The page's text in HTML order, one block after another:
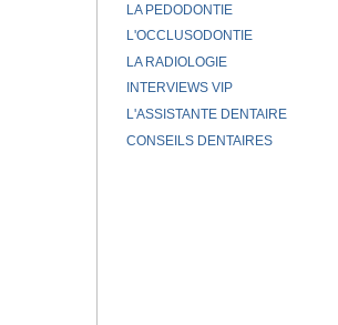
LA PEDODONTIE
L'OCCLUSODONTIE
LA RADIOLOGIE
INTERVIEWS VIP
L'ASSISTANTE DENTAIRE
CONSEILS DENTAIRES